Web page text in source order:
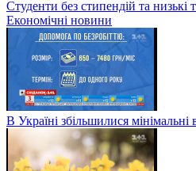
Студенти без стипендій та низькі
Економічні новини
В Україні збільшилися